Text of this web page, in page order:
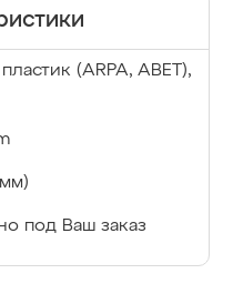
(ARPA, ABET),
под Ваш заказ